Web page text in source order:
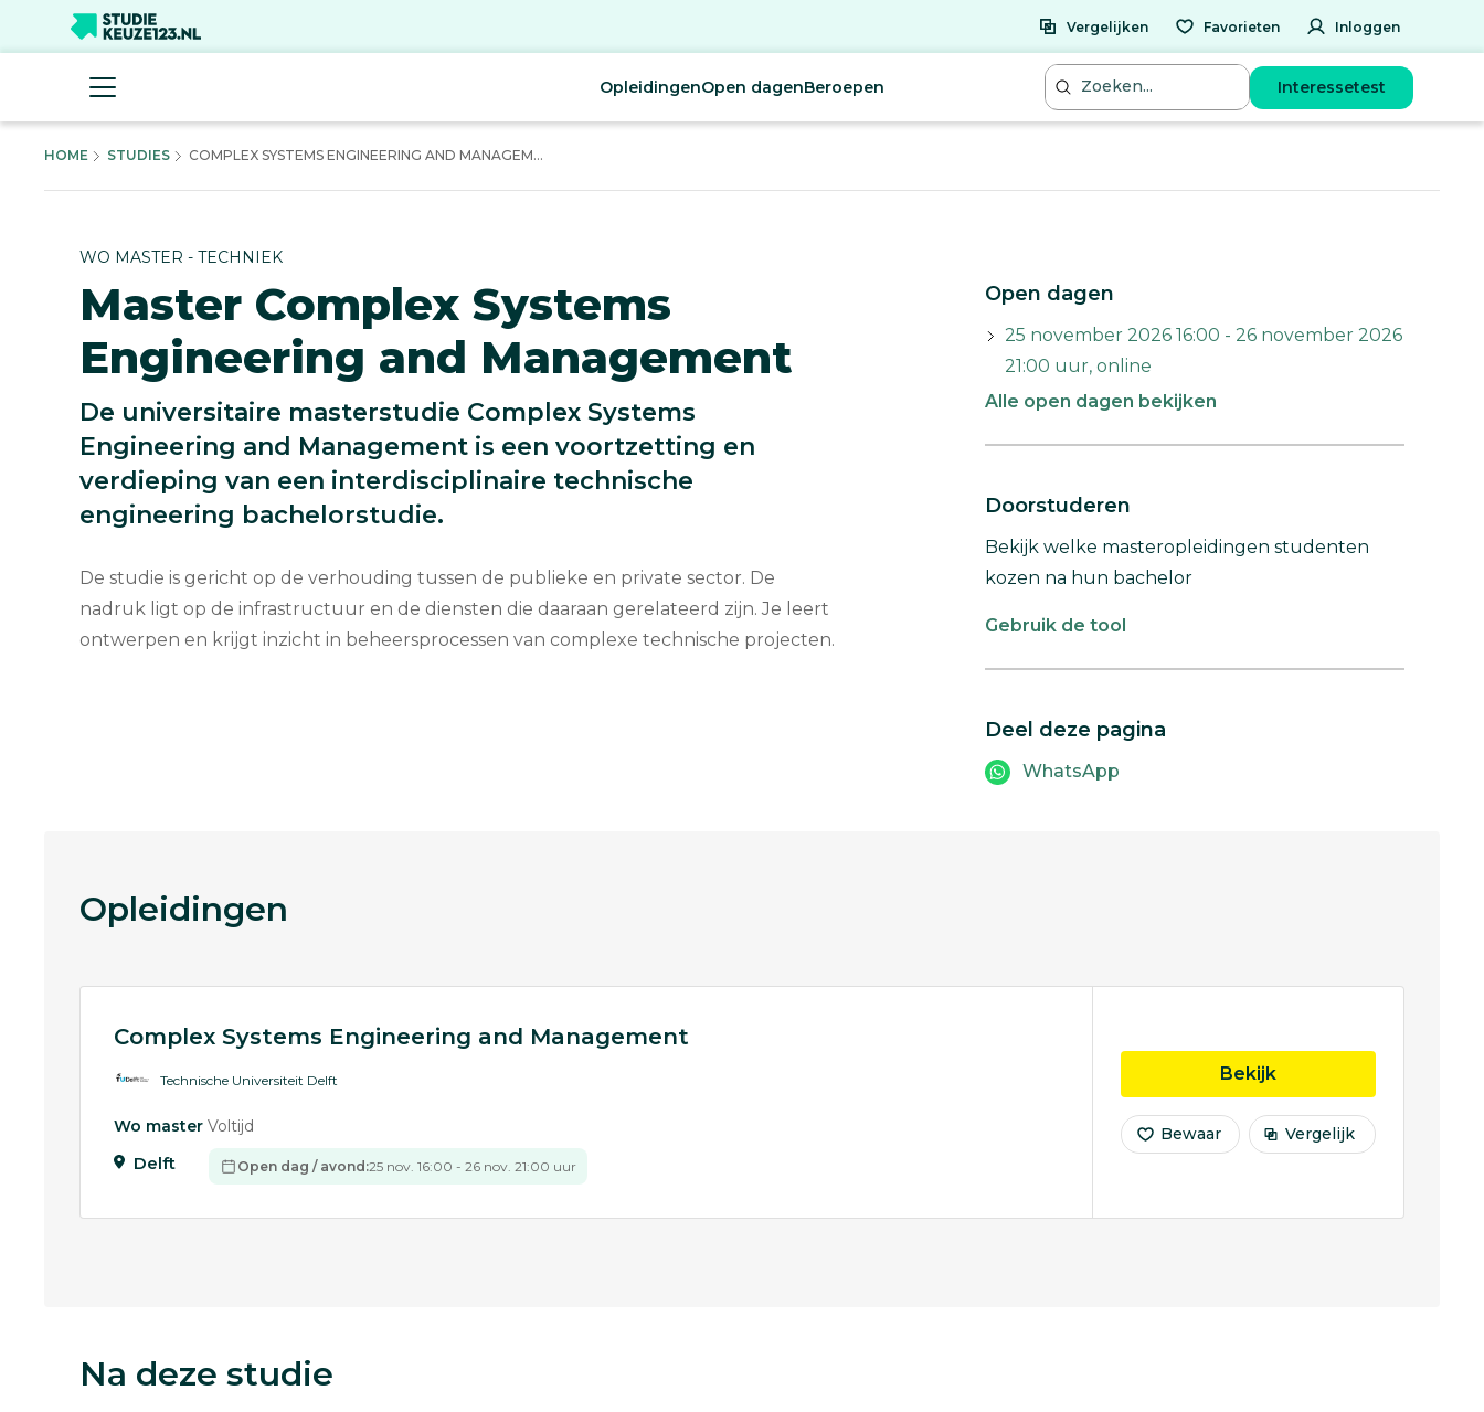
Vergelijken Favorieten Inloggen
OpleidingenOpen dagenBeroepen Interessetest
HOME STUDIES COMPLEX SYSTEMS ENGINEERING AND MANAGEM...
WO MASTER - TECHNIEK
Master Complex Systems
Engineering and Management
De universitaire masterstudie Complex Systems
Engineering and Management is een voortzetting en
verdieping van een interdisciplinaire technische
engineering bachelorstudie.
De studie is gericht op de verhouding tussen de publieke en private sector. De
nadruk ligt op de infrastructuur en de diensten die daaraan gerelateerd zijn. Je leert
ontwerpen en krijgt inzicht in beheersprocessen van complexe technische projecten.
Open dagen
25 november 2026 16:00 - 26 november 2026
21:00 uur, online
Alle open dagen bekijken
Doorstuderen
Bekijk welke masteropleidingen studenten
kozen na hun bachelor
Gebruik de tool
Deel deze pagina
WhatsApp
Opleidingen
Complex Systems Engineering and Management
Technische Universiteit Delft
Wo master Voltijd
Delft Open dag / avond:25 nov. 16:00 - 26 nov. 21:00 uur
Bekijkopleiding Complex
Bewaar Vergelijk
Na deze studie